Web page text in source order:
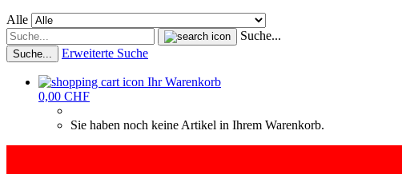
Alle
Suche...
Suche... Erweiterte Suche
Ihr Warenkorb
0,00 CHF
Sie haben noch keine Artikel in Ihrem Warenkorb.